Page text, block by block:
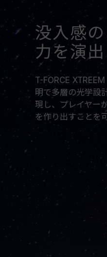
没入感
力を演出
T-FORCE
明で多層の光学設
現し、プレイヤー
を作り出すことを